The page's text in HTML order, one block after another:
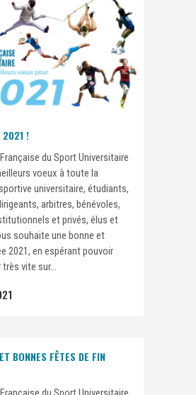
2021 !
du Sport Universitaire
voeux à toute la
universitaire, étudiants,
arbitres, bénévoles,
et privés, élus et
souhaite une bonne et
2021, en espérant pouvoir
vite sur...
BONNES FÊTES DE FIN